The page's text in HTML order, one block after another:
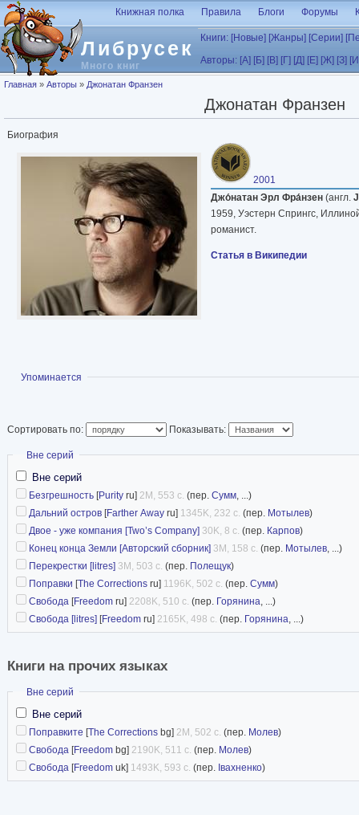
Перейти к основному содержанию
Либрусек
Много книг
Книжная полка Правила Блоги Форумы
Книги: [Новые] [Жанры] [Серии]
Авторы: [А] [Б] [В] [Г] [Д] [Е] [Ж] [З]
Вы здесь
Главная » Авторы » Джонатан Франзен
Джонатан Франзен
Биография
2001
Джо́натан Эрл Фра́нзен (англ.
1959, Уэстерн Спрингс,
романист.
Статья в Википедии
Показать
Упоминается
Сортировать по: Показывать:
Скрыть
Вне серий
Вне серий
Безгрешность [Purity ru] 2M, 553 с. (пер. Сумм, ...)
Дальний остров [Farther Away ru] 1345K, 232 с. (пер. Мотылев)
Двое - уже компания [Two’s Company] 30K, 8 с. (пер. Карпов)
Конец конца Земли [Авторский сборник] 3M, 158 с. (пер. Мотылев, ...)
Перекрестки [litres] 3M, 503 с. (пер. Полещук)
Поправки [The Corrections ru] 1196K, 502 с. (пер. Сумм)
Свобода [Freedom ru] 2208K, 510 с. (пер. Горянина, ...)
Свобода [litres] [Freedom ru] 2165K, 498 с. (пер. Горянина, ...)
Книги на прочих языках
Скрыть
Вне серий
Вне серий
Поправките [The Corrections bg] 2M, 502 с. (пер. Молев)
Свобода [Freedom bg] 2190K, 511 с. (пер. Молев)
Свобода [Freedom uk] 1493K, 593 с. (пер. Івахненко)